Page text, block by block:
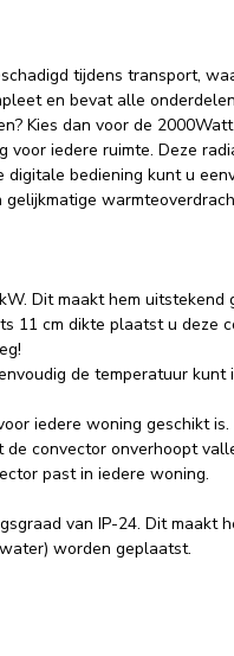
tijdens transport,
en bevat alle
Kies dan voor de
iedere ruimte. Deze
bediening kunt u
Dit maakt hem
11 cm dikte plaatst u deze
de temperatuur
iedere woning geschikt
convector onverhoopt
past in iedere woning.
van IP-24. Dit maakt
worden geplaatst.